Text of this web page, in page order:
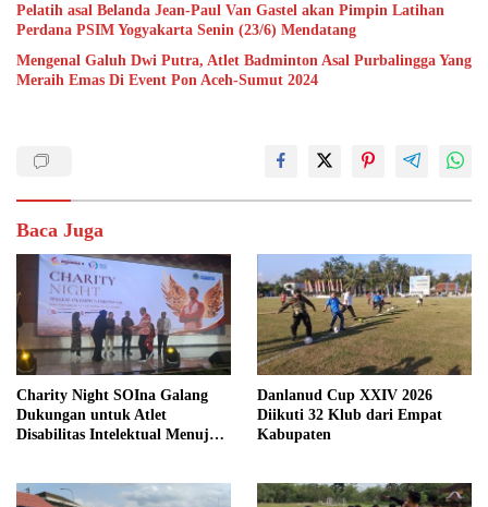
Pelatih asal Belanda Jean-Paul Van Gastel akan Pimpin Latihan
Perdana PSIM Yogyakarta Senin (23/6) Mendatang
Mengenal Galuh Dwi Putra, Atlet Badminton Asal Purbalingga Yang
Meraih Emas Di Event Pon Aceh-Sumut 2024
Baca Juga
Charity Night SOIna Galang
Dukungan untuk Atlet
Disabilitas Intelektual Menuju
Danlanud Cup XXIV 2026
Diikuti 32 Klub dari Empat
Kabupaten